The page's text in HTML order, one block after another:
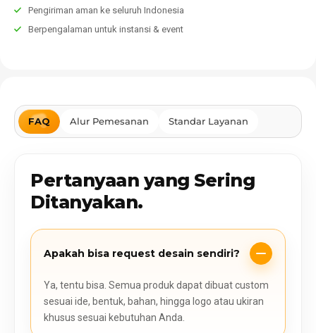
Pengiriman aman ke seluruh Indonesia
Berpengalaman untuk instansi & event
FAQ Alur Pemesanan Standar Layanan
Pertanyaan yang Sering
Ditanyakan.
Apakah bisa request desain sendiri?
Ya, tentu bisa. Semua produk dapat dibuat custom
sesuai ide, bentuk, bahan, hingga logo atau ukiran
khusus sesuai kebutuhan Anda.